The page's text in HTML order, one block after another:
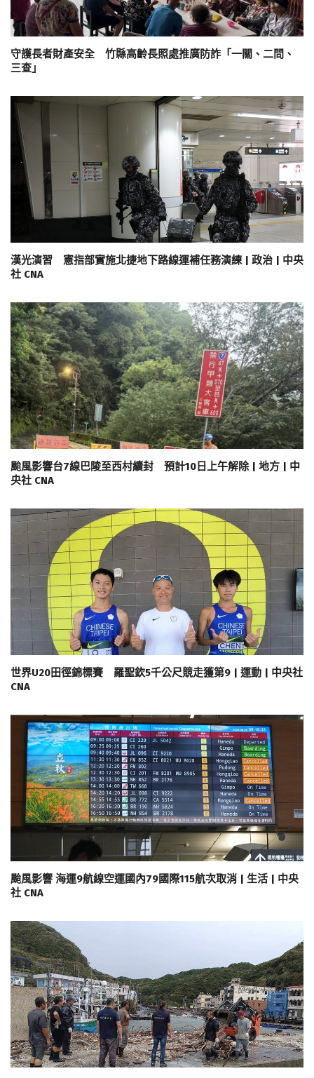
守護長者財產安全 竹縣高齡長照處推廣防詐「一關、二問、
三查」
漢光演習 憲指部實施北捷地下路線運補任務演練 | 政治 | 中央
社 CNA
颱風影響台7線巴陵至西村續封 預計10日上午解除 | 地方 | 中
央社 CNA
世界U20田徑錦標賽 羅聖欽5千公尺競走獲第9 | 運動 | 中央社
CNA
颱風影響 海運9航線空運國內79國際115航次取消 | 生活 | 中央
社 CNA